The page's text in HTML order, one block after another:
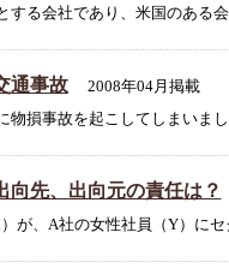
る会社であり、米国のある
通事故 2008年04月掲載
損事故を起こしてしまいま
向先、出向元の責任は？
が、A社の女性社員（Y）に